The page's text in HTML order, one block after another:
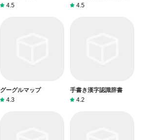
4.5
4.5
グーグルマップ
4.3
手書き漢字認識辞書
4.2